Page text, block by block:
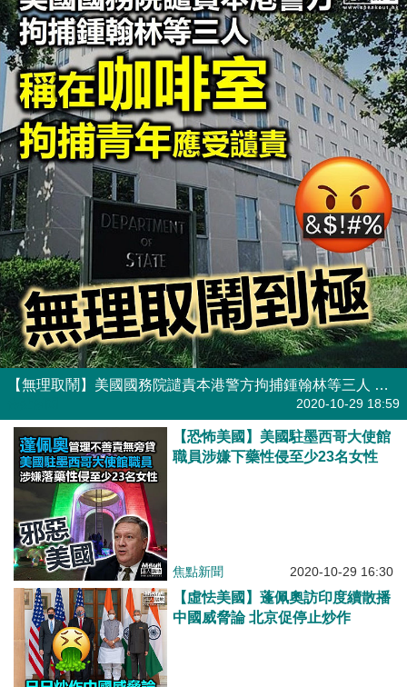
【無理取鬧】美國國務院譴責本港警方拘捕鍾翰林等三人 稱在咖啡室拘捕青年應受讉責
2020-10-29 18:59
【恐怖美國】美國駐墨西哥大使館
職員涉嫌下藥性侵至少23名女性
焦點新聞 2020-10-29 16:30
【虛怯美國】蓬佩奧訪印度續散播
中國威脅論 北京促停止炒作